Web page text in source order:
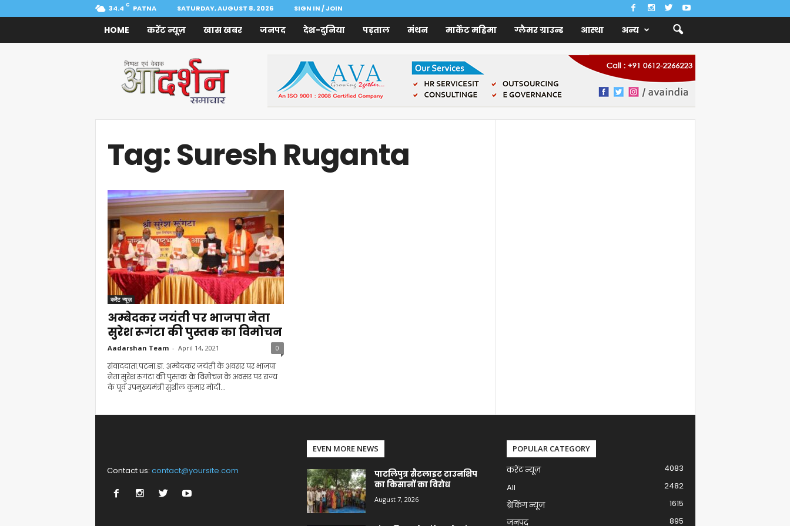
34.4 C PATNA SATURDAY, AUGUST 8, 2026 SIGN IN / JOIN
HOME करेंट न्यूज़ खास खबर जनपद देश-दुनिया पड़ताल मंथन मार्केट महिमा ग्लैमर ग्राउन्ड आस्था अन्य
Samachar
Tag: Suresh Ruganta
करेंट न्यूज़
अम्बेदकर जयंती पर भाजपा नेता
सुरेश रूगंटा की पुस्तक का विमोचन
Aadarshan Team - April 14, 2021 0
संवाददाता.पटना.डा. अम्बेदकर जयंती के अवसर पर भाजपा
नेता सुरेश रूगंटा की पुस्तक के विमोचन के अवसर पर राज्य
के पूर्व उपमुख्यमंत्री सुशील कुमार मोदी...
Contact us: contact@yoursite.com
EVEN MORE NEWS
पाटलिपुत्र सैटलाइट टाउनशिप
का किसानों का विरोध
August 7, 2026
POPULAR CATEGORY
करेंट न्यूज़
4083
All
2482
ब्रेकिंग न्यूज
1615
जनपद
895